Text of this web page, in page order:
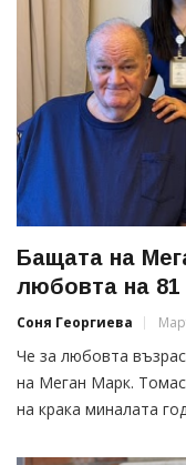
Бащата на
любовта на 81
Соня Георгиева
Че за любовта
на Меган Марк.
на крака миналата